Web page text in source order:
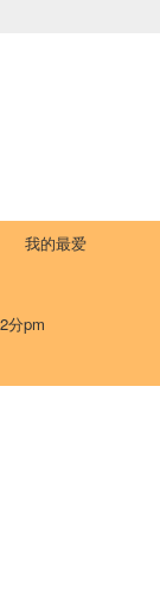
我的最爱
分pm